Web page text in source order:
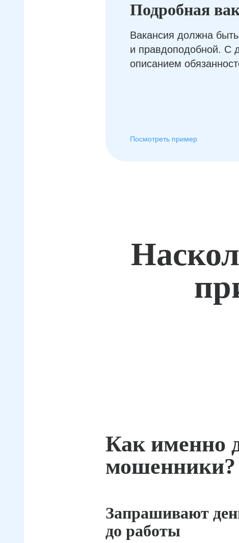
Подробная
Вакансия должна
и правдоподобной. С
описанием
Посмотреть пример
Как именно
мошенники?
Запрашивают
до работы